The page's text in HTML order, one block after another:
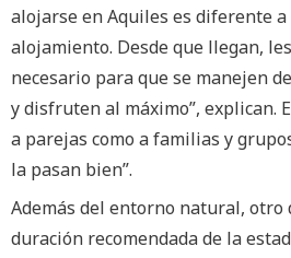
alojarse en Aquiles es diferente
alojamiento. Desde que llegan,
necesario para que se manejen
y disfruten al máximo”, explican.
a parejas como a familias y
la pasan bien”.
Además del entorno natural, otro
duración recomendada de la